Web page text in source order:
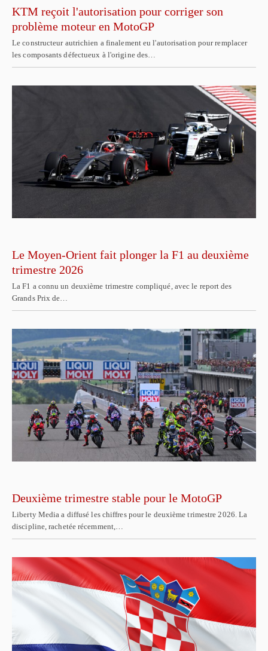
KTM reçoit l'autorisation pour corriger son
problème moteur en MotoGP
Le constructeur autrichien a finalement eu l'autorisation pour remplacer
les composants défectueux à l'origine des…
Le Moyen-Orient fait plonger la F1 au deuxième
trimestre 2026
La F1 a connu un deuxième trimestre compliqué, avec le report des
Grands Prix de…
Deuxième trimestre stable pour le MotoGP
Liberty Media a diffusé les chiffres pour le deuxième trimestre 2026. La
discipline, rachetée récemment,…